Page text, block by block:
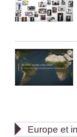
 Europe et